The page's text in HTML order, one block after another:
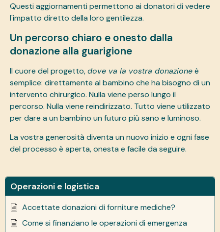
Operazioni e logistica
Accettate donazioni di forniture mediche?
Come si finanziano le operazioni di emergenza
Questi aggiornamenti permettono ai donatori di vedere
l'impatto diretto della loro gentilezza.
Un percorso chiaro e onesto dalla
donazione alla guarigione
Il cuore del progetto,dove va la vostra donazioneè
semplice: direttamente al bambino che ha bisogno di un
intervento chirurgico. Nulla viene perso lungo il
percorso. Nulla viene reindirizzato. Tutto viene utilizzato
per dare a un bambino un futuro più sano e luminoso.
La vostra generosità diventa un nuovo inizio e ogni fase
del processo è aperta, onesta e facile da seguire.